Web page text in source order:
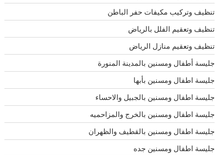
تنظيف وتركيب مكيفات حفر الباطن
تنظيف وتعقيم الفلل بالرياض
تنظيف وتعقيم منازل الرياض
جليسة أطفال ومسنين بالمدينة المنورة
جليسة اطفال ومسنين بأبها
جليسة اطفال ومسنين بالجبيل والاحساء
جليسة اطفال ومسنين بالخرج والمزاحميه
جليسة اطفال ومسنين بالقطيف والظهران
جليسة اطفال ومسنين جده